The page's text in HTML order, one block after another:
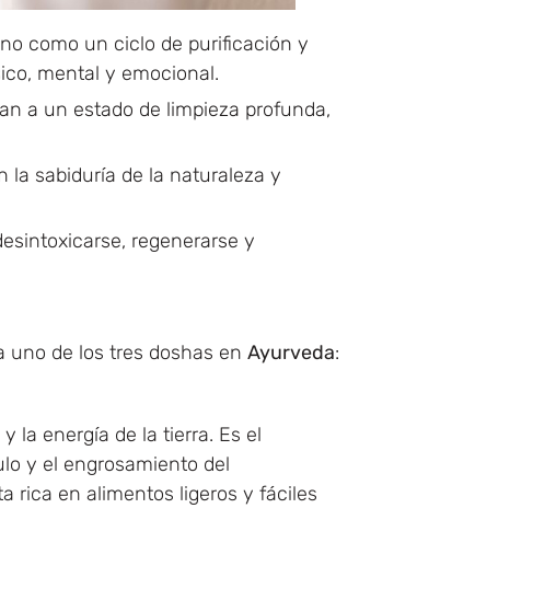
como un ciclo de purificación y
mental y emocional.
a un estado de limpieza profunda,
la sabiduría de la naturaleza y
regenerarse y
uno de los tres doshas en Ayurveda:
la energía de la tierra. Es el
y el engrosamiento del
rica en alimentos ligeros y fáciles